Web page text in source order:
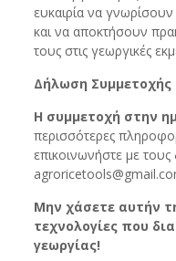
ευκαιρία να γνωρίσουν
και να αποκτήσουν
τους στις γεωργικές
Δήλωση Συμμετοχής
Η συμμετοχή στην
περισσότερες
επικοινωνήστε με
Μην χάσετε αυτήν
τεχνολογίες που
γεωργίας!